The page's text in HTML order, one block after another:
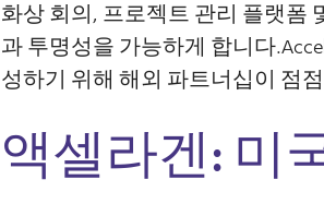
화상 회의, 프로젝트 관리 플랫폼
과 투명성을 가능하게 합니다
성하기 위해 해외 파트너십이 점
액셀라겐: 미